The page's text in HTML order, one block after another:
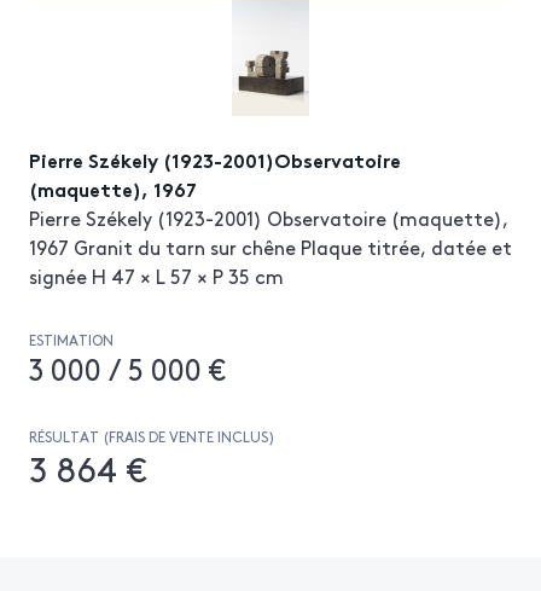
Pierre Székely (1923-2001)Observatoire
(maquette), 1967
Pierre Székely (1923-2001) Observatoire (maquette),
1967 Granit du tarn sur chêne Plaque titrée, datée et
signée H 47 × L 57 × P 35 cm
ESTIMATION
3 000 / 5 000 €
RÉSULTAT (FRAIS DE VENTE INCLUS)
3 864 €